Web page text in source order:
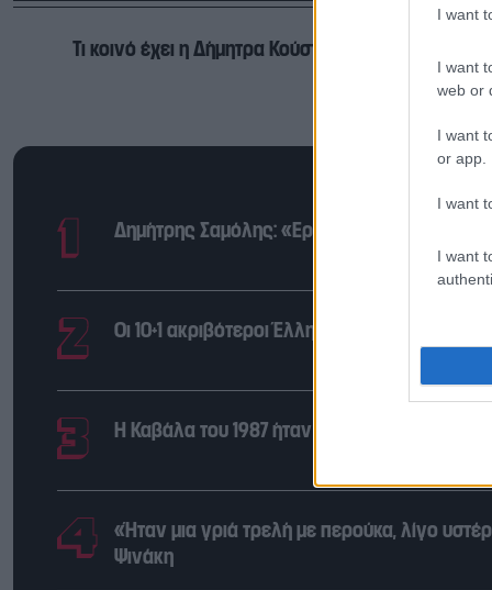
I want
I want
web or
I want
or app.
I want
I want
Τι κοινό έχει η Δήμητρα Κούστα με τον Έλτον Τζον
Δημήτρης Σαμόλης: «Ερωτευμένος είμαι ο
Οι 10+1 ακριβότεροι Έλληνες
Η Καβάλα του 1987 ήταν «λίγο βαμμένη, λίγο
«Ήταν μια γριά τρελή με περούκα, λίγο
Ψινάκη